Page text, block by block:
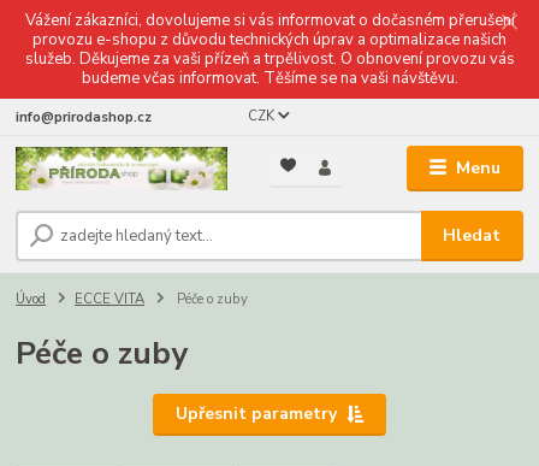
Vážení zákazníci, dovolujeme si vás informovat o dočasném přerušení
provozu e-shopu z důvodu technických úprav a optimalizace našich
služeb. Děkujeme za vaši přízeň a trpělivost. O obnovení provozu vás
budeme včas informovat. Těšíme se na vaši návštěvu.
Menu
CZK
Hledat
info@prirodashop.cz
Úvod ECCE VITA Péče o zuby
Péče o zuby
Upřesnit parametry